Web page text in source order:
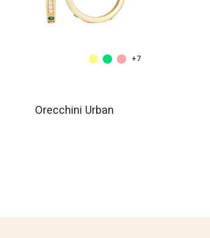
Orecchini Urban
+7